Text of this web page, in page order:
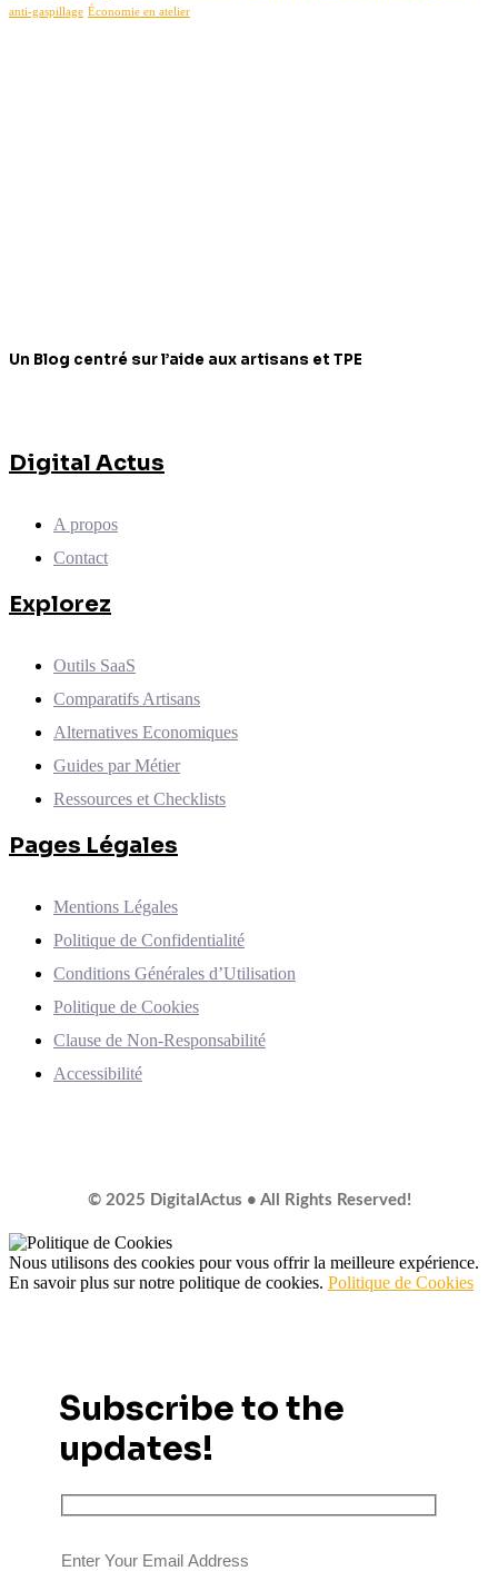
anti-gaspillage Économie en atelier
Un Blog centré sur l’aide aux artisans et TPE
Digital Actus
A propos
Contact
Explorez
Outils SaaS
Comparatifs Artisans
Alternatives Economiques
Guides par Métier
Ressources et Checklists
Pages Légales
Mentions Légales
Politique de Confidentialité
Conditions Générales d’Utilisation
Politique de Cookies
Clause de Non-Responsabilité
Accessibilité
© 2025 DigitalActus • All Rights Reserved!
Nous utilisons des cookies pour vous offrir la meilleure expérience.
En savoir plus sur notre politique de cookies. Politique de Cookies
Subscribe to the
updates!